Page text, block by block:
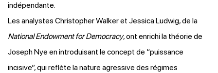
indépendante.
Les analystes Christopher Walker et Jessica Ludwig, de la
National Endowment for Democracy, ont enrichi la théorie de
Joseph Nye en introduisant le concept de “puissance
incisive”, qui reflète la nature agressive des régimes